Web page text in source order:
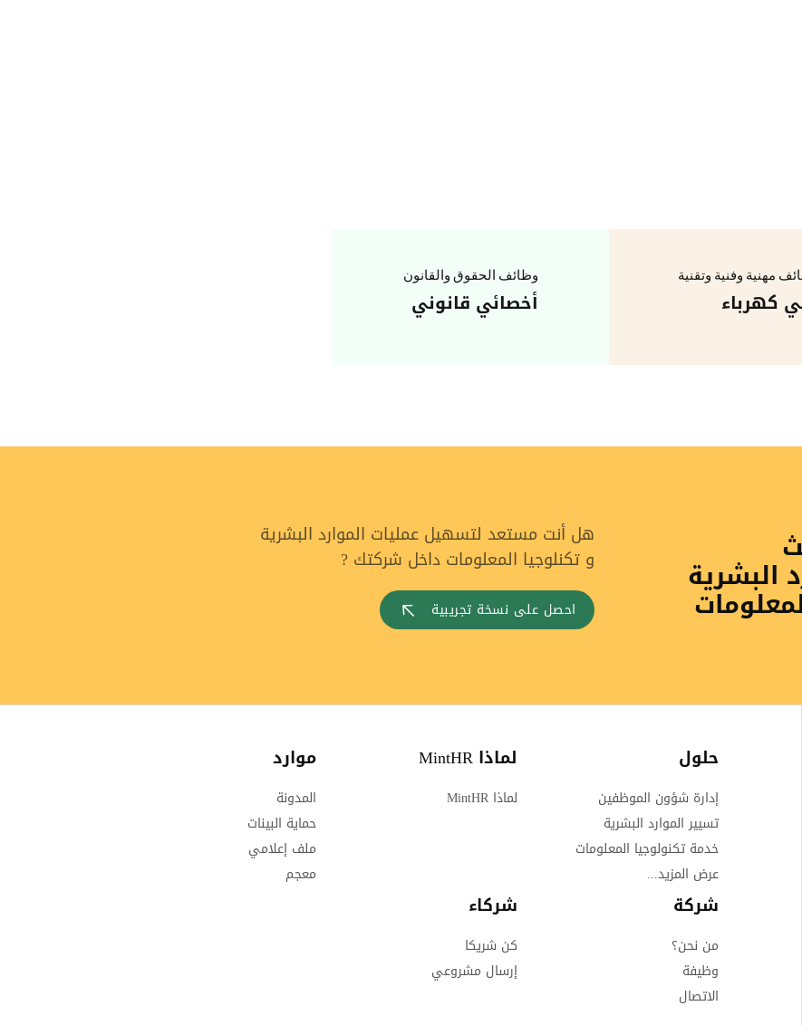
مهنية وفنية وتقنية
كهرباء
وظائف الحقوق والقانون
أخصائي قانوني
البشرية
هل أنت مستعد لتسهيل عمليات الموارد البشرية
و تكنلوجيا المعلومات داخل شركتك ?
احصل على نسخة تجريبية
حلول
إدارة شؤون الموظفين
تسيير الموارد البشرية
خدمة تكنولوجيا المعلومات
عرض المزيد...
لماذا MintHR
لماذا MintHR
موارد
المدونة
حماية البينات
ملف إعلامي
معجم
شركة
من نحن؟
وظيفة
الاتصال
شركاء
كن شريكا
إرسال مشروعي